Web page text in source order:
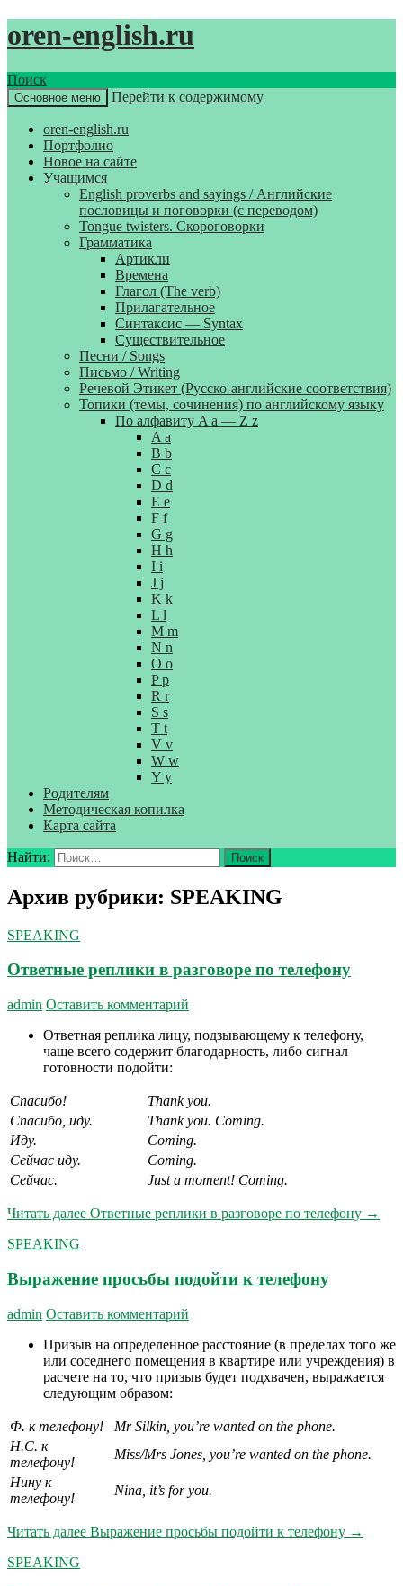
oren-english.ru
Поиск
Основное меню Перейти к содержимому
oren-english.ru
Портфолио
Новое на сайте
Учащимся
English proverbs and sayings / Английские
пословицы и поговорки (с переводом)
Tongue twisters. Скороговорки
Грамматика
Артикли
Времена
Глагол (The verb)
Прилагательное
Синтаксис — Syntax
Существительное
Песни / Songs
Письмо / Writing
Речевой Этикет (Русско-английские соответствия)
Топики (темы, сочинения) по английскому языку
По алфавиту A a — Z z
A a
B b
C c
D d
E e
F f
G g
H h
I i
J j
K k
L l
M m
N n
O o
P p
R r
S s
T t
V v
W w
Y y
Родителям
Методическая копилка
Карта сайта
Найти:
Архив рубрики: SPEAKING
SPEAKING
Ответные реплики в разговоре по телефону
admin Оставить комментарий
Ответная реплика лицу, подзывающему к телефону,
чаще всего содержит благодарность, либо сигнал
готовности подойти:
Спасибо!
Thank you.
Спасибо иду.
Thank you. Coming.
Иду.
Coming.
Сейчас иду.
Coming.
Сейчас. Just a moment! Coming.
Читать далее Ответные реплики в разговоре по телефону →
SPEAKING
Выражение просьбы подойти к телефону
admin Оставить комментарий
Призыв на определенное расстояние (в пределах того же
или соседнего помещения в квартире или учреждения) в
расчете на то, что призыв будет подхвачен, выражается
следующим образом:
Ф. к телефону!
Mr Silkin, you’re wanted on the phone.
H.C. к
телефону!
Miss/Mrs Jones, you’re wanted on the phone.
Нину к
телефону!
Nina, it’s for you.
Читать далее Выражение просьбы подойти к телефону →
SPEAKING